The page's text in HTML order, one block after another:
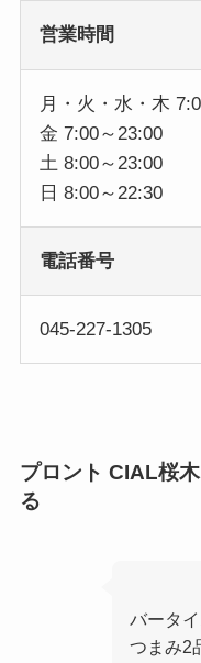
営業時間
月・火・水・木
金 7:00～23:00
土 8:00～23:00
日 8:00～22:30
電話番号
045-227-1305
プロント CIAL桜
る
バータ
つまみ2